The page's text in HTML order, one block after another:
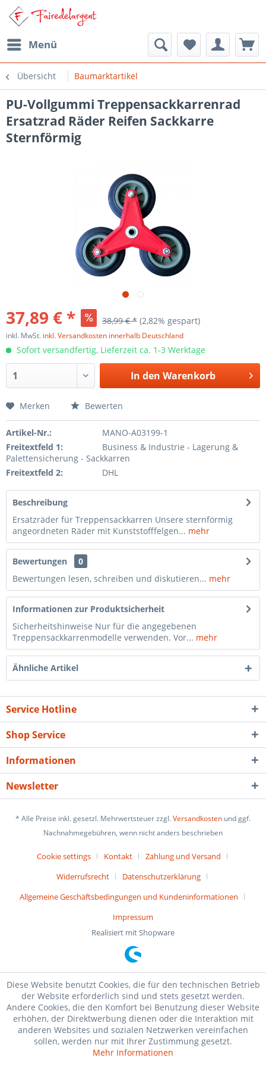
Menü
Übersicht Baumarktartikel
PU-Vollgummi Treppensackkarrenrad
Ersatzrad Räder Reifen Sackkarre
Sternförmig
37,89 € * 38,99 € * (2,82% gespart)
inkl. MwSt. inkl. Versandkosten innerhalb Deutschland
Sofort versandfertig, Lieferzeit ca. 1-3 Werktage
In den Warenkorb
Merken Bewerten
Artikel-Nr.:
MANO-A03199-1
Freitextfeld 1:
Business & Industrie - Lagerung &
Palettensicherung - Sackkarren
Freitextfeld 2:
DHL
Beschreibung
Ersatzräder für Treppensackkarren Unsere sternförmig
angeordneten Räder mit Kunststofffelgen... mehr
Bewertungen
0
Bewertungen lesen, schreiben und diskutieren... mehr
Informationen zur Produktsicherheit
Sicherheitshinweise Nur für die angegebenen
Treppensackkarrenmodelle verwenden. Vor... mehr
Ähnliche Artikel
Service Hotline
Shop Service
Informationen
Newsletter
* Alle Preise inkl. gesetzl. Mehrwertsteuer zzgl.Versandkosten und ggf.
Nachnahmegebühren, wenn nicht anders beschrieben
Cookie settings Kontakt
Zahlung und Versand
Widerrufsrecht
Datenschutzerklärung
Allgemeine Geschäftsbedingungen und Kundeninformationen
Impressum
Realisiert mit Shopware
Diese Website benutzt Cookies, die für den technischen Betrieb
der Website erforderlich sind und stets gesetzt werden.
Andere Cookies, die den Komfort bei Benutzung dieser Website
erhöhen, der Direktwerbung dienen oder die Interaktion mit
anderen Websites und sozialen Netzwerken vereinfachen
sollen, werden nur mit Ihrer Zustimmung gesetzt.
Mehr Informationen